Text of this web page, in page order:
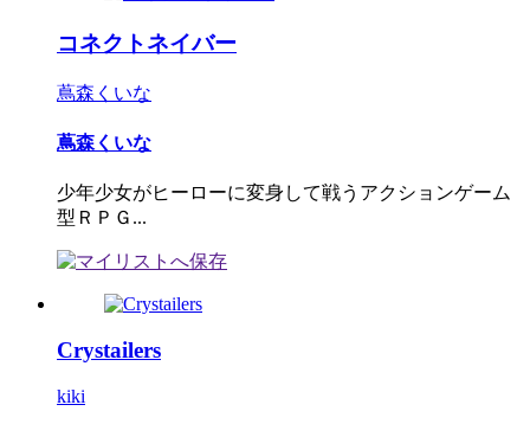
コネクトネイバー
蔦森くいな
蔦森くいな
少年少女がヒーローに変身して戦うアクションゲーム
型ＲＰＧ...
Crystailers
kiki